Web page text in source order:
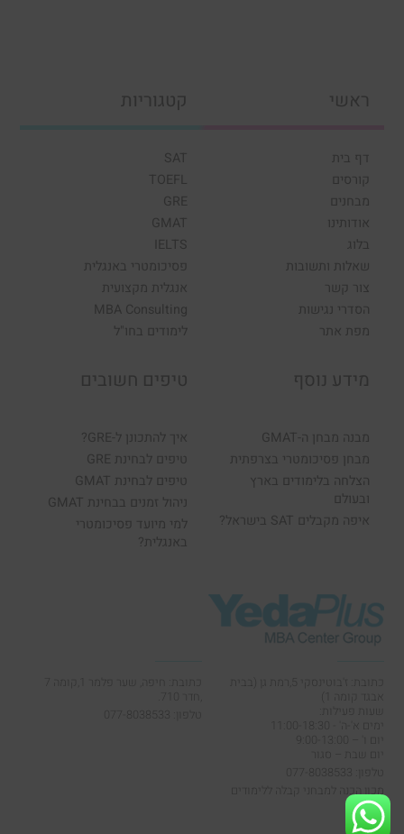
ראשי
דף בית
קורסים
מבחנים
אודותינו
בלוג
שאלות ותשובות
צור קשר
הסדרי נגישות
מפת אתר
קטגוריות
SAT
TOEFL
GRE
GMAT
IELTS
פסיכומטרי באנגלית
אנגלית מקצועית
MBA Consulting
לימודים בחו"ל
מידע נוסף
מבנה מבחן ה-GMAT
מבחן פסיכומטרי בצרפתית
הצלחה בלימודים בארץ
ובעולם
איפה מקבלים SAT בישראל?
טיפים חשובים
איך להתכונן ל-GRE?
טיפים לבחינת GRE
טיפים לבחינת GMAT
ניהול זמנים בבחינת GMAT
למי מיועד פסיכומטרי
באנגלית?
כתובת: ז'בוטינסקי 5,רמת גן (בבית
אבגד קומה 1)
ימים א'-ה' - 11:00-18:30
יום שבת – סגור
מכון הכנה למבחני קבלה ללימודים
גבוהים